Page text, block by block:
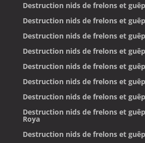
Destruction nids de frelons et
Destruction nids de frelons et
Destruction nids de frelons et
Destruction nids de frelons et
Destruction nids de frelons et
Destruction nids de frelons et
Destruction nids de frelons et
Destruction nids de frelons et
Roya
Destruction nids de frelons et